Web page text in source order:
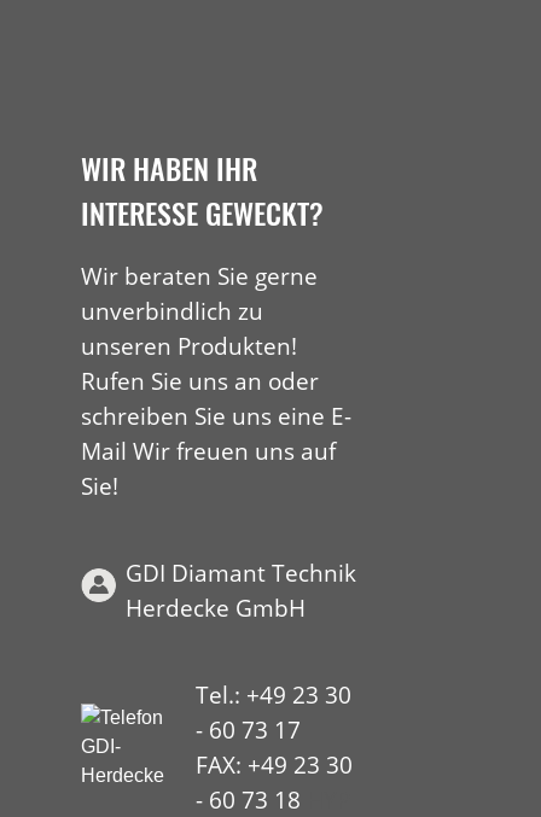
WIR HABEN IHR
INTERESSE GEWECKT?
Wir beraten Sie gerne
unverbindlich zu
unseren Produkten!
Rufen Sie uns an oder
schreiben Sie uns eine E-
Mail Wir freuen uns auf
Sie!
GDI Diamant Technik
Herdecke GmbH
Tel.: +49 23 30
- 60 73 17
FAX: +49 23 30
- 60 73 18